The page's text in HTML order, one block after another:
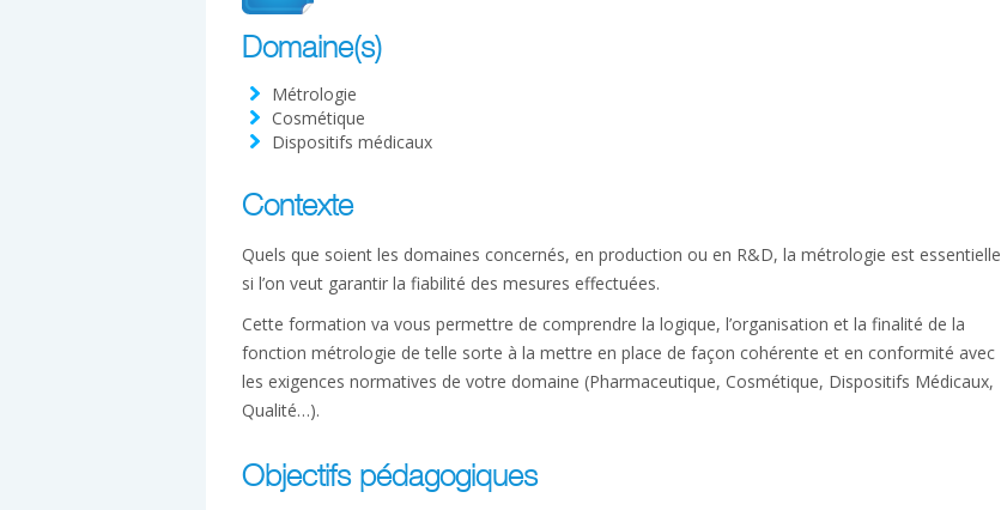
Domaine(s)
Métrologie
Cosmétique
Dispositifs médicaux
Contexte
Quels que soient les domaines concernés, en production ou en R&D, la métrologie est essentielle
si l’on veut garantir la fiabilité des mesures effectuées.
Cette formation va vous permettre de comprendre la logique, l’organisation et la finalité de la
fonction métrologie de telle sorte à la mettre en place de façon cohérente et en conformité avec
les exigences normatives de votre domaine (Pharmaceutique, Cosmétique, Dispositifs Médicaux,
Qualité…).
Objectifs pédagogiques